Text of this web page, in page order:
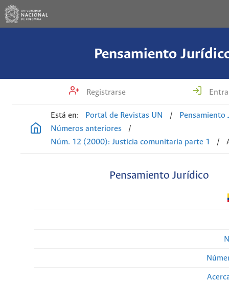
Pensamiento
Registrarse
Está en: Portal de Revistas UN /
Pensamiento
Números anteriores
/
Núm. 12 (2000): Justicia comunitaria parte 1
/
Pensamiento Jurídico